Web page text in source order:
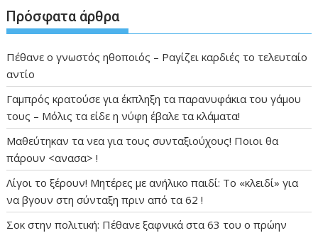
Πρόσφατα άρθρα
Πέθανε ο γνωστός ηθοποιός – Ραγίζει καρδιές το τελευταίο
αντίο
Γαμπρός κρατούσε για έκπληξη τα παρανυφάκια του γάμου
τους – Μόλις τα είδε η νύφη έβαλε τα κλάματα!
Μαθεύτηκαν τα νεα για τους συνταξιούχους! Ποιοι θα
πάρουν <ανασα> !
Λίγοι το ξέρουν! Μητέρες με ανήλικο παιδί: Το «κλειδί» για
να βγουν στη σύνταξη πριν από τα 62 !
Σοκ στην πολιτική: Πέθανε ξαφνικά στα 63 του ο πρώην